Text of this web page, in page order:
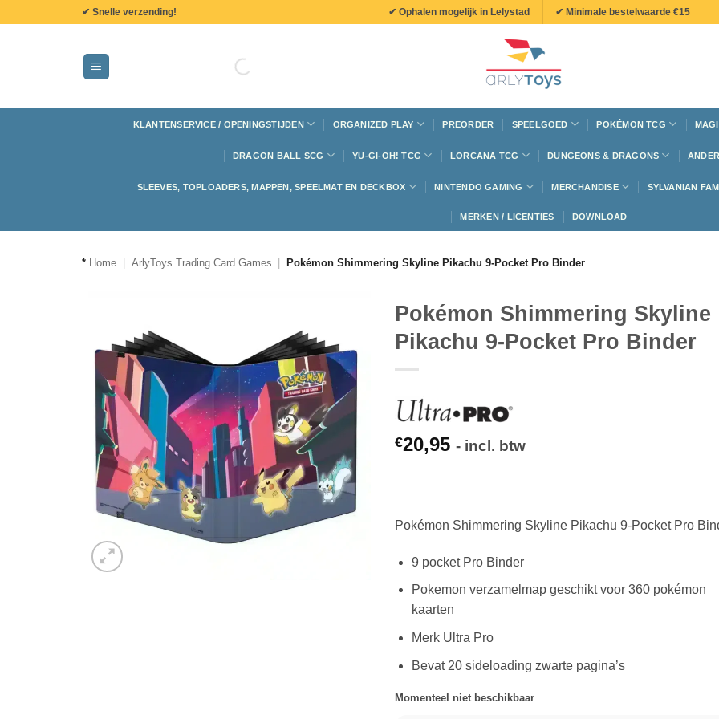
✔ Snelle verzending! ✔ Ophalen mogelijk in Lelystad ✔ Minimale bestelwaarde €15
KLANTENSERVICE / OPENINGSTIJDEN ORGANIZED PLAY PREORDER SPEELGOED POKÉMON TCG
DRAGON BALL SCG YU-GI-OH! TCG LORCANA TCG DUNGEONS & DRAGONS
SLEEVES, TOPLOADERS, MAPPEN, SPEELMAT EN DECKBOX NINTENDO GAMING MERCHANDISE SYLVANIAN
MERKEN / LICENTIES DOWNLOAD
* Home ArlyToys Trading Card Games Pokémon Shimmering Skyline Pikachu 9-Pocket Pro Binder
Pokémon Shimmering Skyline
Pikachu 9-Pocket Pro Binder
€20,95 - incl. btw
Pokémon Shimmering Skyline Pikachu 9-Pocket Pro
9 pocket Pro Binder
Pokemon verzamelmap geschikt voor 360 pokémon
kaarten
Merk Ultra Pro
Bevat 20 sideloading zwarte pagina’s
Momenteel niet beschikbaar